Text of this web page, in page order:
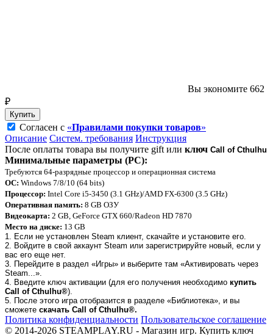
Вы экономите 662
₽
Купить
Согласен с «Правилами покупки товаров»
Описание Систем. требования Инструкция
После оплаты товара вы получите gift или ключ Call of Cthulhu
Минимальные параметры (PC):
Требуются 64-разрядные процессор и операционная система
ОС: Windows 7/8/10 (64 bits)
Процессор: Intel Core i5-3450 (3.1 GHz)/AMD FX-6300 (3.5 GHz)
Оперативная память: 8 GB ОЗУ
Видеокарта: 2 GB, GeForce GTX 660/Radeon HD 7870
Место на диске: 13 GB
1. Если не установлен Steam клиент, скачайте и установите его.
2. Войдите в свой аккаунт Steam или зарегистрируйте новый, если у
вас его еще нет.
3. Перейдите в раздел «Игры» и выберите там «Активировать через
Steam...».
4. Введите ключ активации (для его получения необходимо купить
Call of Cthulhu®).
5. После этого игра отобразится в разделе «Библиотека», и вы
сможете скачать Call of Cthulhu®.
Политика конфиденциальности Пользовательское соглашение
© 2014-2026 STEAMPLAY.RU - Магазин игр. Купить ключ